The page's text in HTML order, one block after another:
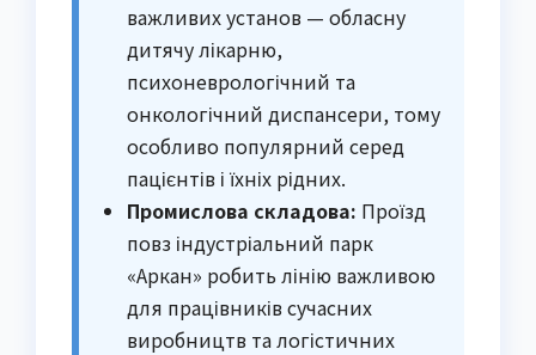
важливих установ — обласну
дитячу лікарню,
психоневрологічний та
онкологічний диспансери, тому
особливо популярний серед
пацієнтів і їхніх рідних.
Промислова складова: Проїзд
повз індустріальний парк
«Аркан» робить лінію важливою
для працівників сучасних
виробництв та логістичних